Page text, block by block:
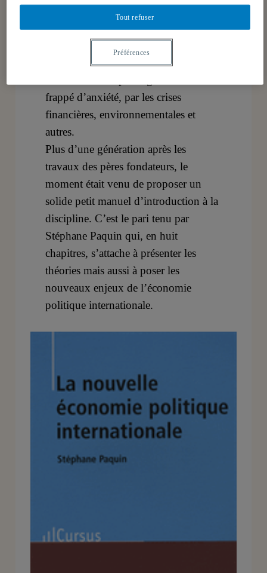
transformer la nature de la politique
mondiale ? Ces interrogations gagnent
constamment en portée au sein d’un
frappé d’anxiété, par les crises
financières, environnementales et
autres.
Plus d’une génération après les
travaux des pères fondateurs, le
moment était venu de proposer un
solide petit manuel d’introduction à la
discipline. C’est le pari tenu par
Stéphane Paquin qui, en huit
chapitres, s’attache à présenter les
théories mais aussi à poser les
nouveaux enjeux de l’économie
politique internationale.
Tout refuser
Préférences